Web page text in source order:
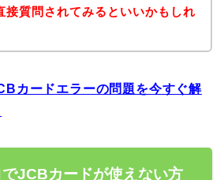
接質問されてみるといいかもしれ
カードエラーの問題を今すぐ解
JCBカードが使えない方